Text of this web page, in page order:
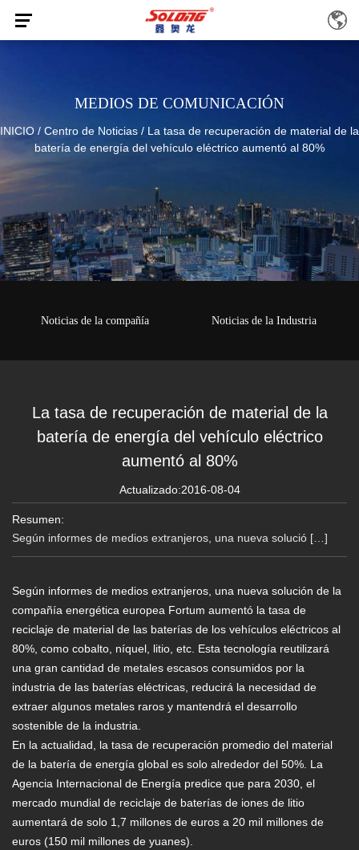
MEDIOS DE COMUNICACIÓN
INICIO / Centro de Noticias / La tasa de recuperación de material de la
batería de energía del vehículo eléctrico aumentó al 80%
Noticias de la compañía Noticias de la Industria
La tasa de recuperación de material de la
batería de energía del vehículo eléctrico
aumentó al 80%
Actualizado:2016-08-04
Resumen:
Según informes de medios extranjeros, una nueva solució […]
Según informes de medios extranjeros, una nueva solución de la
compañía energética europea Fortum aumentó la tasa de
reciclaje de material de las baterías de los vehículos eléctricos al
80%, como cobalto, níquel, litio, etc. Esta tecnología reutilizará
una gran cantidad de metales escasos consumidos por la
industria de las baterías eléctricas, reducirá la necesidad de
extraer algunos metales raros y mantendrá el desarrollo
sostenible de la industria.
En la actualidad, la tasa de recuperación promedio del material
de la batería de energía global es solo alrededor del 50%. La
Agencia Internacional de Energía predice que para 2030, el
mercado mundial de reciclaje de baterías de iones de litio
aumentará de solo 1,7 millones de euros a 20 mil millones de
euros (150 mil millones de yuanes).